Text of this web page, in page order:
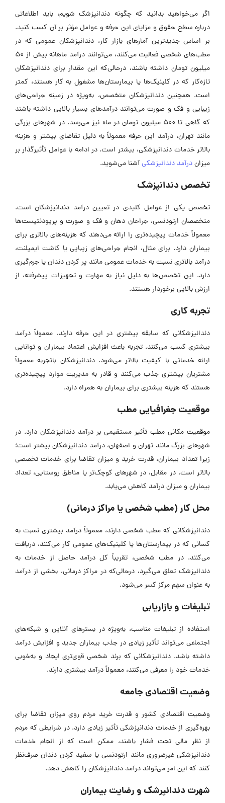
اگر می‌خواهید بدانید که چگونه دندانپزشک شویم، باید اطلاعاتی
درباره سطح حقوق و مزایای این حرفه و عوامل مؤثر بر آن کسب کنید.
بر اساس جدیدترین آمار‌های بازار کار، دندانپزشکان عمومی که در
مطب‌های شخصی فعالیت می‌کنند، می‌توانند درآمد ماهانه بیش از 50
میلیون تومان داشته باشند، درحالی‌که این مقدار برای دندانپزشکان
تازه‌کار که در کلینیک‌ها یا بیمارستان‌ها مشغول به کار هستند، کمتر
است. همچنین دندانپزشکان متخصص، به‌ویژه در زمینه جراحی‌های
زیبایی و فک و صورت می‌توانند درآمد‌های بسیار بالایی داشته باشند
که گاهی تا 500 میلیون تومان در ماه نیز می‌رسد. در شهر‌های بزرگی
مانند تهران، درآمد این حرفه معمولاً به دلیل تقاضای بیشتر و هزینه
بالاتر خدمات دندانپزشکی، بیشتر است. در ادامه با عوامل تأثیرگذار بر
میزاندرآمد دندانپزشکیآشنا می‌شوید.
تخصص دندانپزشک
تخصص یکی از عوامل کلیدی در تعیین درآمد دندانپزشکان است.
متخصصان ارتودنسی، جراحان دهان و فک و صورت و پریودنتیست‌ها
معمولاً خدمات پیچیده‌تری را ارائه می‌دهند که هزینه‌های بالاتری برای
بیماران دارد. برای مثال، انجام جراحی‌های زیبایی یا کاشت ایمپلنت،
درآمد بالاتری نسبت به خدمات عمومی مانند پر کردن دندان یا جرم‌گیری
دارد. این تخصص‌ها به دلیل نیاز به مهارت و تجهیزات پیشرفته، از
ارزش بالایی برخوردار هستند.
تجربه کاری
دندانپزشکانی که سابقه بیشتری در این حرفه دارند، معمولاً درآمد
بیشتری کسب می‌کنند. تجربه باعث افزایش اعتماد بیماران و توانایی
ارائه خدماتی با کیفیت بالاتر می‌شود. دندانپزشکان باتجربه معمولاً
مشتریان بیشتری جذب می‌کنند و قادر به مدیریت موارد پیچیده‌تری
هستند که هزینه بیشتری برای بیماران به همراه دارد.
موقعیت جغرافیایی مطب
موقعیت مکانی مطب تأثیر مستقیمی بر درآمد دندانپزشکان دارد. در
شهر‌های بزرگ مانند تهران و اصفهان، درآمد دندانپزشکان بیشتر است؛
زیرا تعداد بیماران، قدرت خرید و میزان تقاضا برای خدمات تخصصی
بالاتر است. در مقابل، در شهر‌های کوچک‌تر یا مناطق روستایی، تعداد
بیماران و میزان درآمد کاهش می‌یابد.
محل کار (مطب شخصی یا مراکز درمانی)
دندانپزشکانی که مطب شخصی دارند، معمولاً درآمد بیشتری نسبت به
کسانی که در بیمارستان‌ها یا کلینیک‌های عمومی کار می‌کنند، دریافت
می‌کنند. در مطب شخصی، تقریباً کل درآمد حاصل از خدمات به
دندانپزشک تعلق می‌گیرد، درحالی‌که در مراکز درمانی، بخشی از درآمد
به عنوان سهم مرکز کسر می‌شود.
تبلیغات و بازاریابی
استفاده از تبلیغات مناسب، به‌ویژه در بستر‌های آنلاین و شبکه‌های
اجتماعی می‌تواند تأثیر زیادی در جذب بیماران جدید و افزایش درآمد
داشته باشد. دندانپزشکانی که برند شخصی قوی‌تری ایجاد و به‌خوبی
خدمات خود را معرفی می‌کنند، معمولاً درآمد بیشتری دارند.
وضعیت اقتصادی جامعه
وضعیت اقتصادی کشور و قدرت خرید مردم روی میزان تقاضا برای
بهره‌گیری از خدمات دندانپزشکی تأثیر زیادی دارد. در شرایطی که مردم
از نظر مالی تحت فشار باشند، ممکن است که از انجام خدمات
دندانپزشکی غیرضروری مانند ارتودنسی یا سفید کردن دندان صرف‌نظر
کنند که این امر می‌تواند درآمد دندانپزشکان را کاهش دهد.
شهرت دندانپرشک و رضایت بیماران